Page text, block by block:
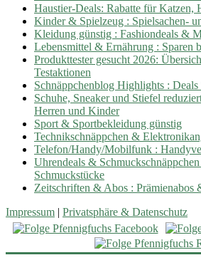
Haustier-Deals: Rabatte für Katzen,
Kinder & Spielzeug : Spielsachen-
Kleidung günstig : Fashiondeals &
Lebensmittel & Ernährung : Sparen
Produkttester gesucht 2026:
Testaktionen
Schnäppchenblog Highlights :
Schuhe, Sneaker und Stiefel
Herren und Kinder
Sport & Sportbekleidung günstig
Technikschnäppchen &
Telefon/Handy/Mobilfunk :
Uhrendeals &
Schmuckstücke
Zeitschriften & Abos : Prämienabos
Impressum | Privatsphäre & Datenschutz